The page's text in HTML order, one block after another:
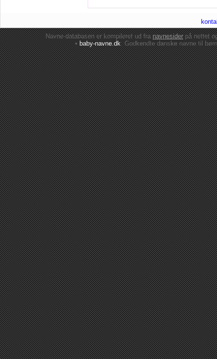
Navne-databasen er kompileret ud franavnesiderpå nettet
•baby-navne.dk: Godkendte danskenavne til børn